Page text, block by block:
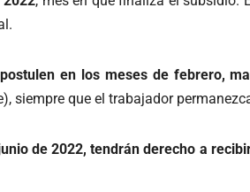
en los meses de febrero,
siempre que el trabajador
de 2022, tendrán derecho a